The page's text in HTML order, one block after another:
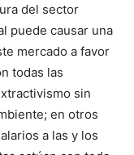
del sector
puede causar una
mercado a favor
todas las
sin
en otros
a las y los